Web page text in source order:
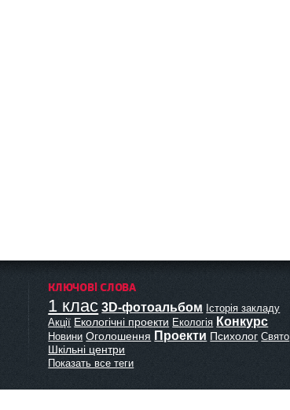
КЛЮЧОВІ СЛОВА
1 клас 3D-фотоальбом Історія закладу
Акції Екологічні проекти Екологія Конкурс
Новини Оголошення Проекти Психолог Свято
Шкільні центри
Показать все теги